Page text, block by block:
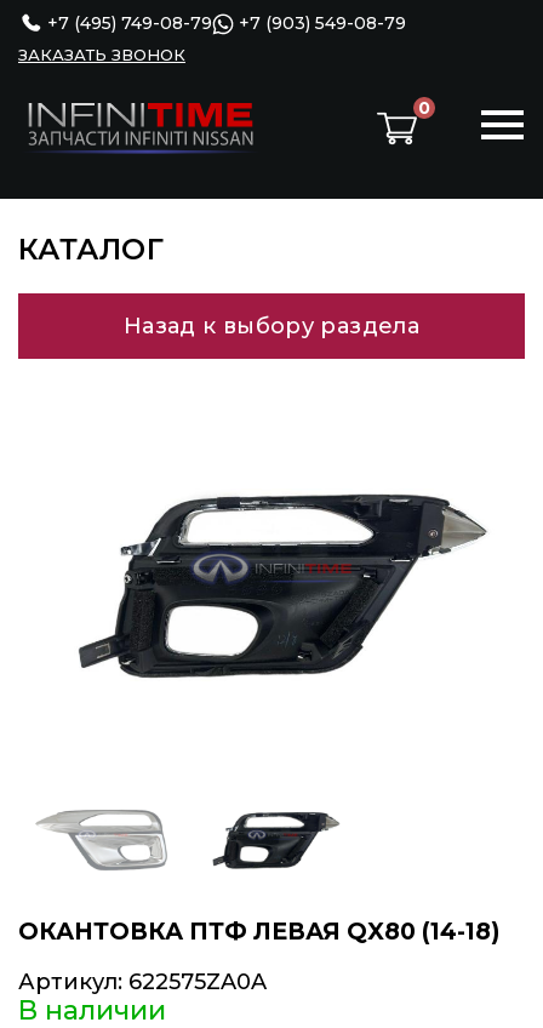
+7 (495) 749-08-79 +7 (903) 549-08-79
ЗАКАЗАТЬ ЗВОНОК
0
КАТАЛОГ
Назад к выбору раздела
ОКАНТОВКА ПТФ ЛЕВАЯ QX80 (14-18)
Артикул: 622575ZA0A
В наличии